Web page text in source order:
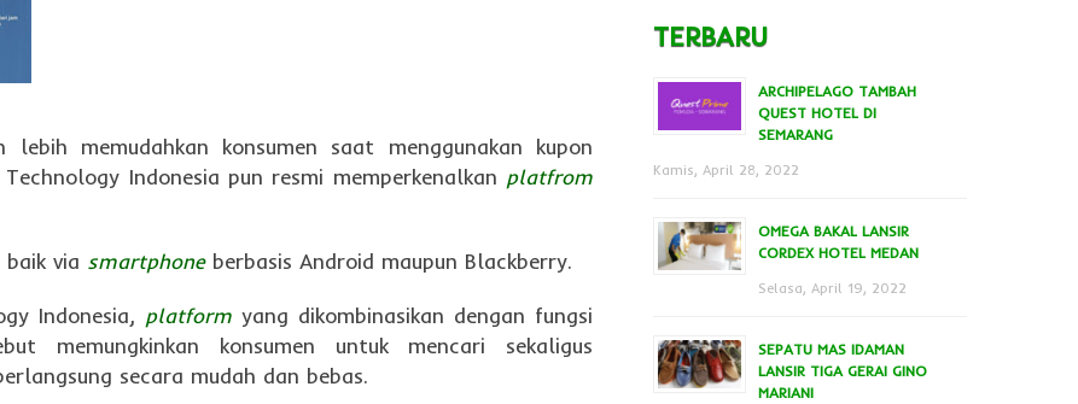
memudahkan konsumen saat menggunakan kupon
Indonesia pun resmi memperkenalkan platfrom
via smartphone berbasis Android maupun Blackberry.
Indonesia, platform yang dikombinasikan dengan fungsi
memungkinkan konsumen untuk mencari sekaligus
secara mudah dan bebas.
TERBARU
ARCHIPELAGO TAMBAH
QUEST HOTEL DI
SEMARANG
Kamis, April 28, 2022
OMEGA BAKAL LANSIR
CORDEX HOTEL MEDAN
Selasa, April 19, 2022
SEPATU MAS IDAMAN
LANSIR TIGA GERAI GINO
MARIANI